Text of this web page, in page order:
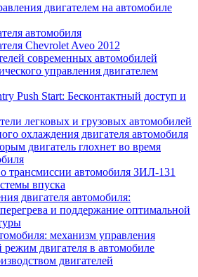
двигателем на автомобиле
автомобиля
Chevrolet Aveo 2012
современных автомобилей
управления двигателем
Push Start: Бесконтактный доступ и
легковых и грузовых автомобилей
охлаждения двигателя автомобиля
двигатель глохнет во время
трансмиссии автомобиля ЗИЛ-131
впуска
двигателя автомобиля:
и поддержание оптимальной
механизм управления
режим двигателя в автомобиле
двигателей